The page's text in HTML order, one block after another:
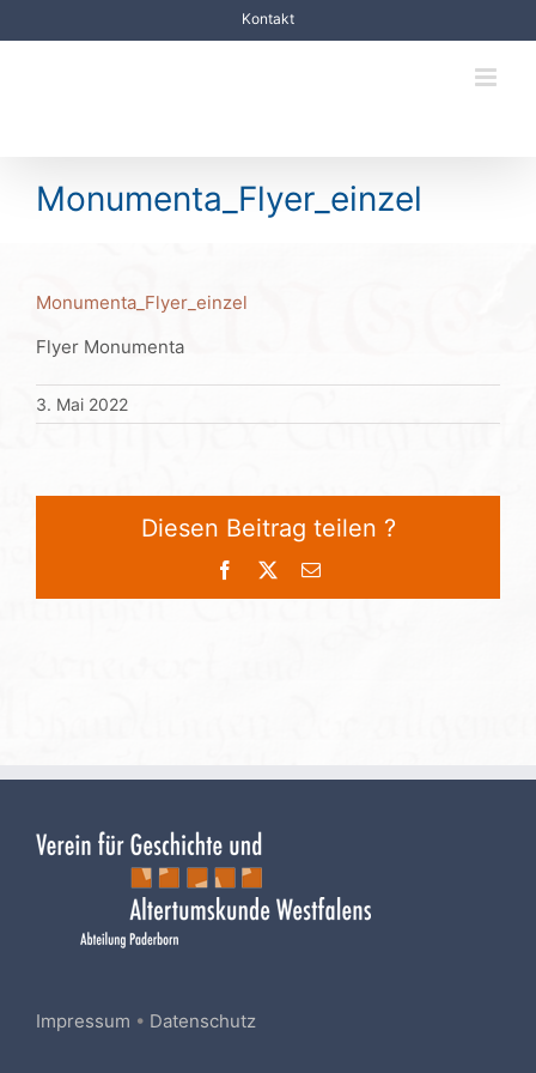
Inhalt
Kontakt
Monumenta_Flyer_einzel
Monumenta_Flyer_einzel
Flyer Monumenta
3. Mai 2022
Diesen Beitrag teilen ?
Facebook
E-
Impressum • Datenschutz